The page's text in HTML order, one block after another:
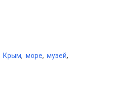
Крым, море, музей,